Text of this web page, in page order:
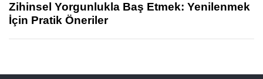
Zihinsel Yorgunlukla Baş Etmek: Yenilenmek
İçin Pratik Öneriler